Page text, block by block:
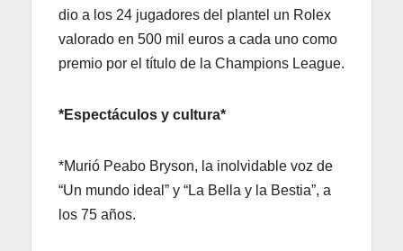
dio a los 24 jugadores del plantel un Rolex
valorado en 500 mil euros a cada uno como
premio por el título de la Champions League.
*Espectáculos y cultura*
*Murió Peabo Bryson, la inolvidable voz de
“Un mundo ideal” y “La Bella y la Bestia”, a
los 75 años.